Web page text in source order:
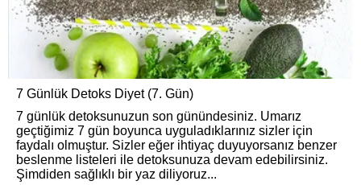
7 Günlük Detoks Diyet (7. Gün)
7 günlük detoksunuzun son günündesiniz. Umarız
geçtiğimiz 7 gün boyunca uyguladıklarınız sizler için
faydalı olmuştur. Sizler eğer ihtiyaç duyuyorsanız benzer
beslenme listeleri ile detoksunuza devam edebilirsiniz.
Şimdiden sağlıklı bir yaz diliyoruz...